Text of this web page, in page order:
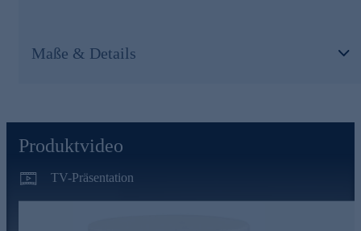
Natürliche Pflege für jeden Tag gleich online sichern.
Maße & Details
Produktvideo
TV-Präsentation